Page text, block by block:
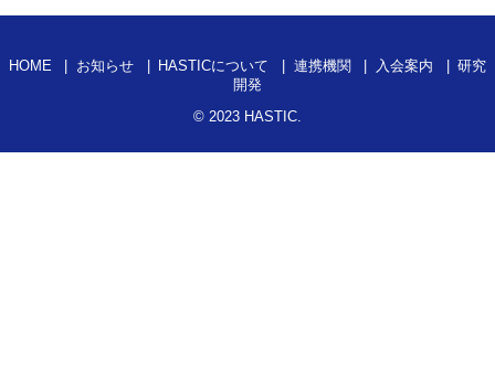
HOME お知らせ HASTICについて 連携機関 入会案内
研究
開発
© 2023 HASTIC.